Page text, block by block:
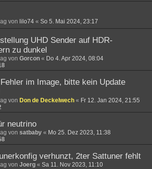
von lilo74 « So 5. Mai 2024, 23:17
UHD Sender auf HDR-
zu dunkel
von Gorcon « Do 4. Apr 2024, 08:04
im Image, bitte kein Update
von Don de Deckelwech « Fr 12. Jan 2024, 21:55
neutrino
von satbaby « Mo 25. Dez 2023, 11:38
verhunzt, 2ter Sattuner fehlt
von Joerg « Sa 11. Nov 2023, 11:10